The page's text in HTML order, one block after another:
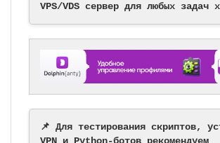
VPS/VDS сервер для любых задач
📌 Для тестирования скриптов,
VPN и Python-ботов рекомендуем